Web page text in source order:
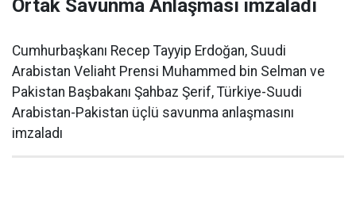
Ortak Savunma Anlaşması imzaladı
Cumhurbaşkanı Recep Tayyip Erdoğan, Suudi
Arabistan Veliaht Prensi Muhammed bin Selman ve
Pakistan Başbakanı Şahbaz Şerif, Türkiye-Suudi
Arabistan-Pakistan üçlü savunma anlaşmasını
imzaladı